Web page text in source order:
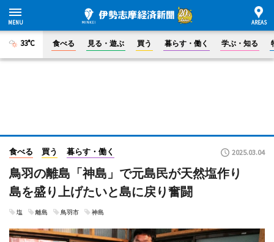
33°C 食べる 見る・遊ぶ 買う 暮らす・働く 学ぶ・知る
食べる 買う 暮らす・働く 2025.03.04
鳥羽の離島「神島」で元島民が天然塩作り
島を盛り上げたいと島に戻り奮闘
塩 離島 鳥羽市 神島